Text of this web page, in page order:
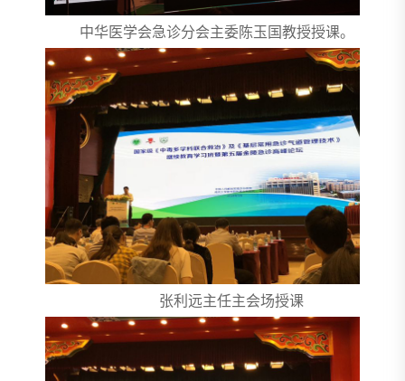
中华医学会急诊分会主委陈玉国教授授课。
张利远主任主会场授课